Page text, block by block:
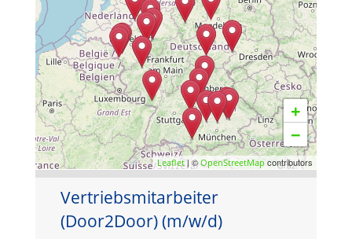
+
−
Leaflet| ©OpenStreetMap contributors
Vertriebsmitarbeiter
(Door2Door) (m/w/d)